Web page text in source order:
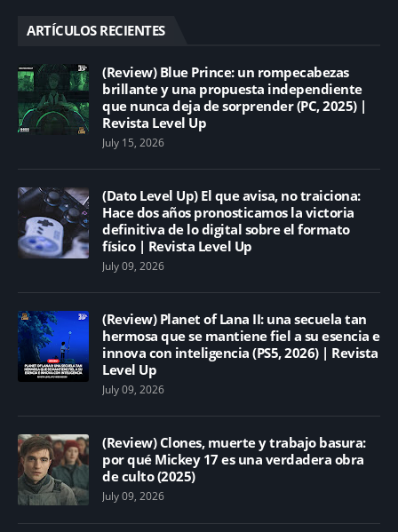
ARTÍCULOS RECIENTES
(Review) Blue Prince: un rompecabezas
brillante y una propuesta independiente
que nunca deja de sorprender (PC, 2025) |
Revista Level Up
July 15, 2026
(Dato Level Up) El que avisa, no traiciona:
Hace dos años pronosticamos la victoria
definitiva de lo digital sobre el formato
físico | Revista Level Up
July 09, 2026
(Review) Planet of Lana II: una secuela tan
hermosa que se mantiene fiel a su esencia e
innova con inteligencia (PS5, 2026) | Revista
Level Up
July 09, 2026
(Review) Clones, muerte y trabajo basura:
por qué Mickey 17 es una verdadera obra
de culto (2025)
July 09, 2026